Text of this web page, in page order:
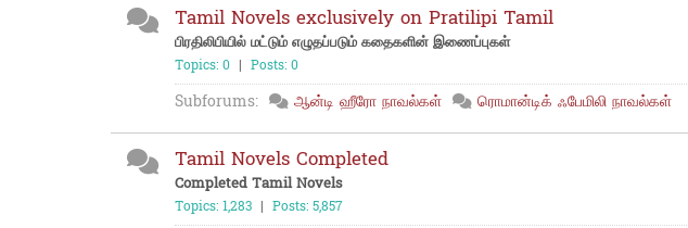
Tamil Novels exclusively on Pratilipi Tamil
பிரதிலிபியில் மட்டும் எழுதப்படும் கதைகளின் இணைப்புகள்
Topics: 0 | Posts: 0
Subforums: ஆன்டி ஹீரோ நாவல்கள் ரொமான்டிக் ஃபேமிலி நாவல்கள்
Tamil Novels Completed
Completed Tamil Novels
Topics: 1,283 | Posts: 5,857